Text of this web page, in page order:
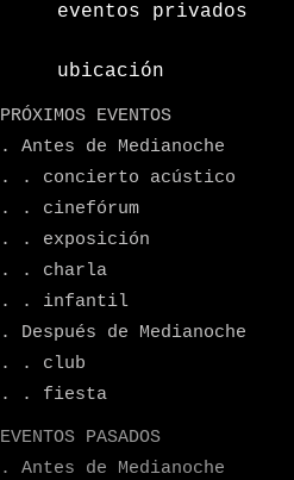
eventos privados
ubicación
PRÓXIMOS EVENTOS
. Antes de Medianoche
. . concierto acústico
. . cinefórum
. . exposición
. . charla
. . infantil
. Después de Medianoche
. . club
. . fiesta
EVENTOS PASADOS
. Antes de Medianoche